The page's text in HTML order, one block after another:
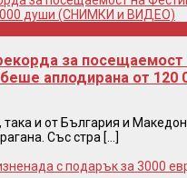
за посещаемост
аплодирана от
и от България и
Със стра [...]